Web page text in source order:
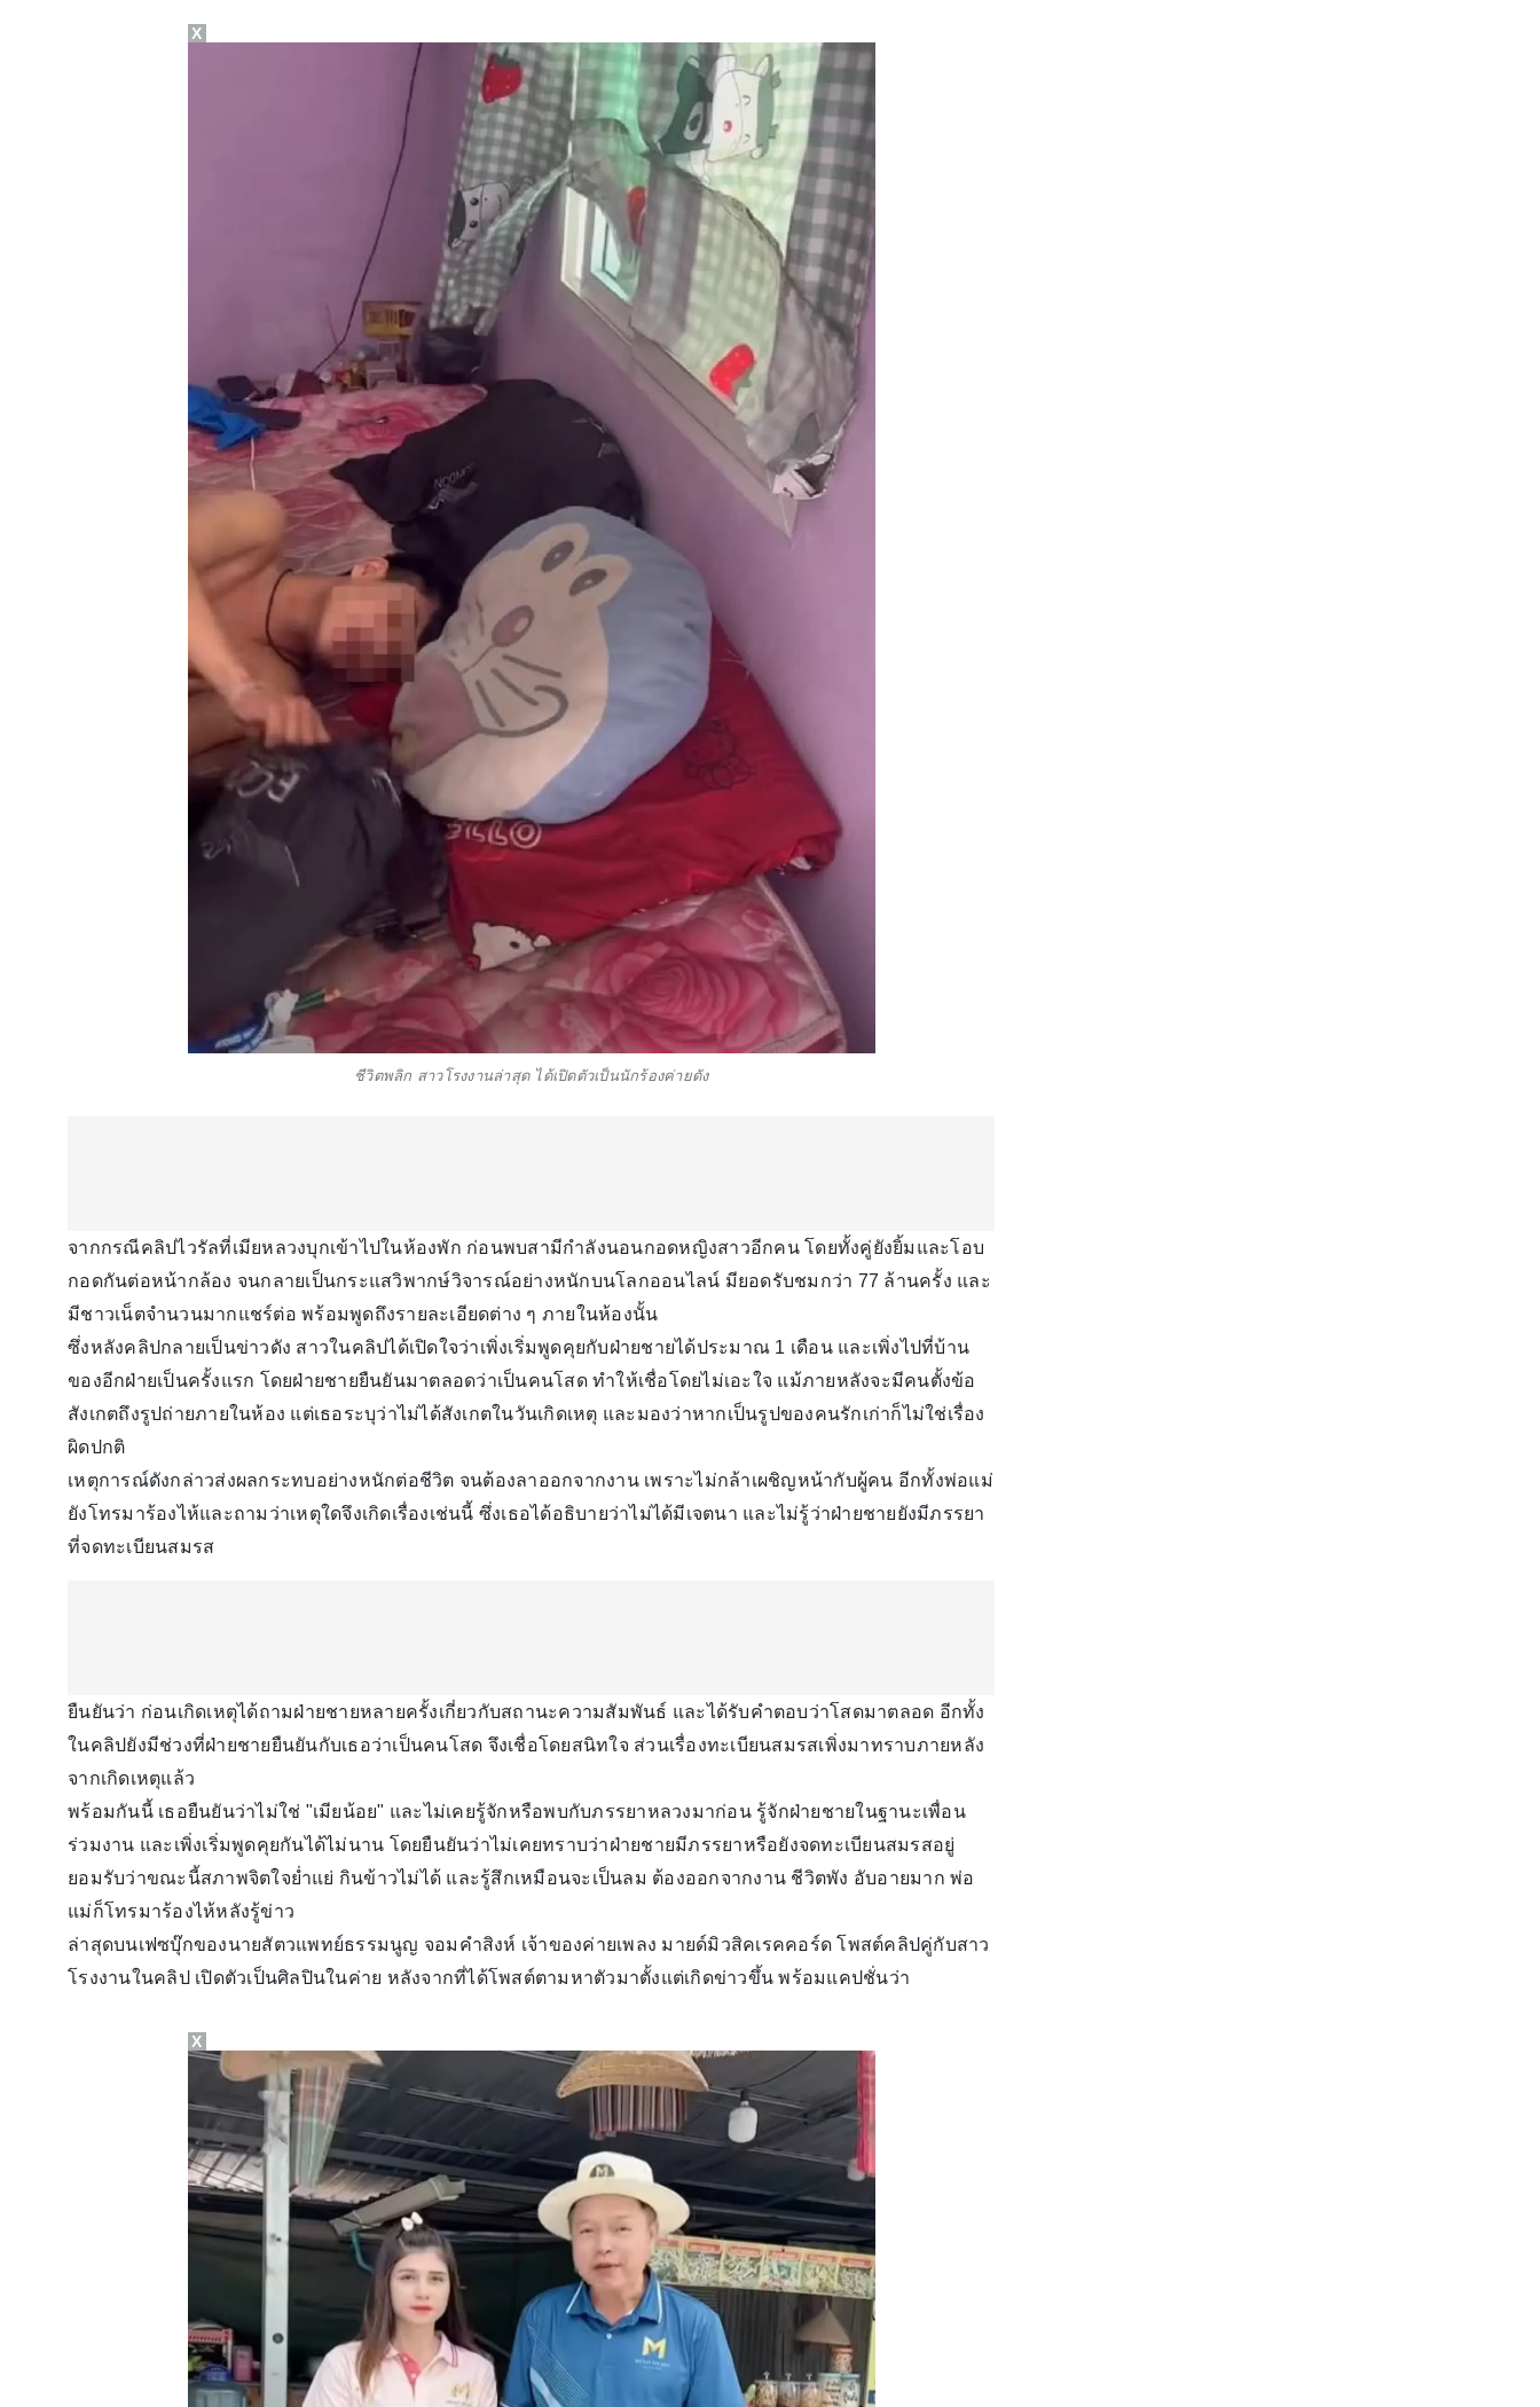
ชีวิตพลิก สาวโรงงานล่าสุด ได้เปิดตัวเป็นนักร้องค่ายดัง
จากกรณีคลิปไวรัลที่เมียหลวงบุกเข้าไปในห้องพัก ก่อนพบสามีกำลังนอนกอดหญิงสาวอีกคน โดยทั้งคู่ยังยิ้มและโอบ
กอดกันต่อหน้ากล้อง จนกลายเป็นกระแสวิพากษ์วิจารณ์อย่างหนักบนโลกออนไลน์ มียอดรับชมกว่า 77 ล้านครั้ง และ
มีชาวเน็ตจำนวนมากแชร์ต่อ พร้อมพูดถึงรายละเอียดต่าง ๆ ภายในห้องนั้น
ซึ่งหลังคลิปกลายเป็นข่าวดัง สาวในคลิปได้เปิดใจว่าเพิ่งเริ่มพูดคุยกับฝ่ายชายได้ประมาณ 1 เดือน และเพิ่งไปที่บ้าน
ของอีกฝ่ายเป็นครั้งแรก โดยฝ่ายชายยืนยันมาตลอดว่าเป็นคนโสด ทำให้เชื่อโดยไม่เอะใจ แม้ภายหลังจะมีคนตั้งข้อ
สังเกตถึงรูปถ่ายภายในห้อง แต่เธอระบุว่าไม่ได้สังเกตในวันเกิดเหตุ และมองว่าหากเป็นรูปของคนรักเก่าก็ไม่ใช่เรื่อง
ผิดปกติ
เหตุการณ์ดังกล่าวส่งผลกระทบอย่างหนักต่อชีวิต จนต้องลาออกจากงาน เพราะไม่กล้าเผชิญหน้ากับผู้คน อีกทั้งพ่อแม่
ยังโทรมาร้องไห้และถามว่าเหตุใดจึงเกิดเรื่องเช่นนี้ ซึ่งเธอได้อธิบายว่าไม่ได้มีเจตนา และไม่รู้ว่าฝ่ายชายยังมีภรรยา
ที่จดทะเบียนสมรส
ยืนยันว่า ก่อนเกิดเหตุได้ถามฝ่ายชายหลายครั้งเกี่ยวกับสถานะความสัมพันธ์ และได้รับคำตอบว่าโสดมาตลอด อีกทั้ง
ในคลิปยังมีช่วงที่ฝ่ายชายยืนยันกับเธอว่าเป็นคนโสด จึงเชื่อโดยสนิทใจ ส่วนเรื่องทะเบียนสมรสเพิ่งมาทราบภายหลัง
จากเกิดเหตุแล้ว
พร้อมกันนี้ เธอยืนยันว่าไม่ใช่ "เมียน้อย" และไม่เคยรู้จักหรือพบกับภรรยาหลวงมาก่อน รู้จักฝ่ายชายในฐานะเพื่อน
ร่วมงาน และเพิ่งเริ่มพูดคุยกันได้ไม่นาน โดยยืนยันว่าไม่เคยทราบว่าฝ่ายชายมีภรรยาหรือยังจดทะเบียนสมรสอยู่
ยอมรับว่าขณะนี้สภาพจิตใจย่ำแย่ กินข้าวไม่ได้ และรู้สึกเหมือนจะเป็นลม ต้องออกจากงาน ชีวิตพัง อับอายมาก พ่อ
แม่ก็โทรมาร้องไห้หลังรู้ข่าว
ล่าสุดบนเฟซบุ๊กของนายสัตวแพทย์ธรรมนูญ จอมคำสิงห์ เจ้าของค่ายเพลง มายด์มิวสิคเรคคอร์ด โพสต์คลิปคู่กับสาว
โรงงานในคลิป เปิดตัวเป็นศิลปินในค่าย หลังจากที่ได้โพสต์ตามหาตัวมาตั้งแต่เกิดข่าวขึ้น พร้อมแคปชั่นว่า
X
X